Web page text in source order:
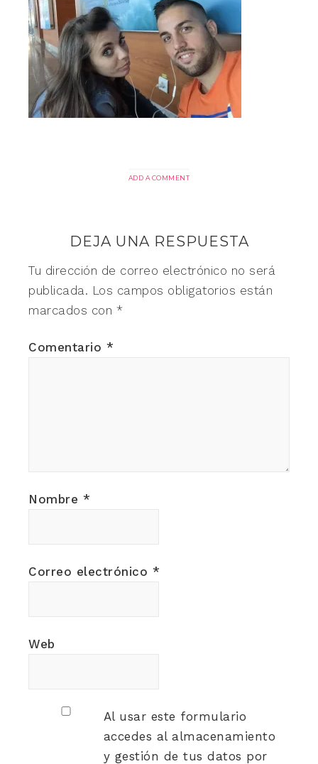
ADD A COMMENT
DEJA UNA RESPUESTA
Tu dirección de correo electrónico no será
publicada. Los campos obligatorios están
marcados con *
Comentario *
Nombre *
Correo electrónico *
Web
Al usar este formulario
accedes al almacenamiento
y gestión de tus datos por